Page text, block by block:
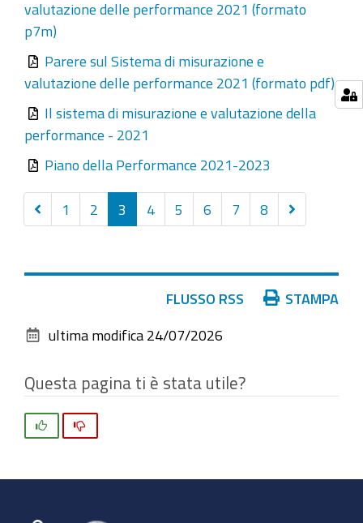
valutazione delle performance 2021 (formato
p7m)
Parere sul Sistema di misurazione e
valutazione delle performance 2021 (formato pdf)
Il sistema di misurazione e valutazione della
performance - 2021
Piano della Performance 2021-2023
Precedenti
20
1 2 3 4 5 6 7 8
Successivi
20
documento
FLUSSO RSS STAMPA
ultima modifica 24/07/2026
Questa pagina ti è stata utile?